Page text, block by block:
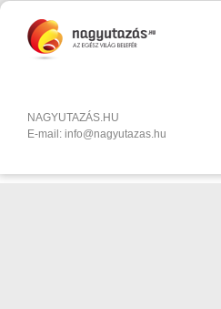
NAGYUTAZÁS.HU
E-mail: info@nagyutazas.hu